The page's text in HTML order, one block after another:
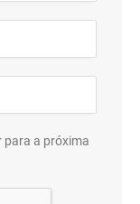
para a próxima